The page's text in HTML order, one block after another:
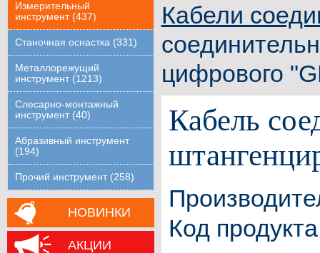
Измерительный
инструмент (437)
Станочная оснастка (331)
Металлорежущий
инструмент (1213)
Слесарно-монтажный
инструмент (40)
Абразивный инструмент
(194)
Прочий инструмент (258)
НОВИНКИ
АКЦИИ
Кабели
цифрового
Кабель
Код